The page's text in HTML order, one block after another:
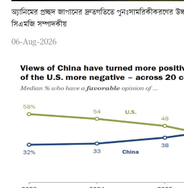
অ্যানিমের প্রচ্ছদ জাপানের দ্রুতগতিতে পুনঃসামরিকীকরণের
সিএমজি সম্পাদকীয়
06-Aug-2026